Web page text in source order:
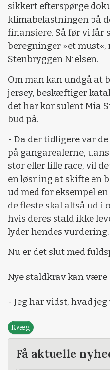
sikkert efterspørge
klimabelastningen på
finansiere. Så før vi får
beregninger »et must«,
Stenbryggen Nielsen.
Om man kan undgå at
jersey, beskæftiger
det har konsulent Mia
bud på.
- Da der tidligere var
på gangarealerne,
stor eller lille race, vil
en løsning at skifte en
ud med for eksempel
de fleste skal altså ud i
hvis deres stald ikke
lyder hendes vurdering.
Nu er det slut med
Nye staldkrav kan
- Jeg har vidst, hvad
Kvæg
Få aktuelle